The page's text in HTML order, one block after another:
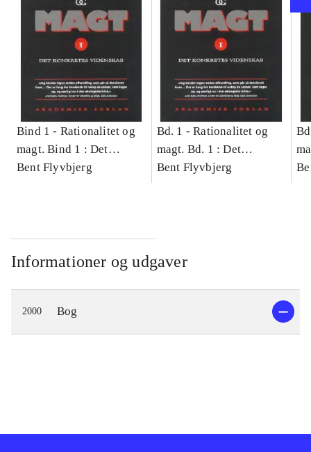
Bind 1 - Rationalitet og
magt. Bind 1 : Det
konkretes videnskab
Bent Flyvbjerg
Bd. 1 -Rationalitet og
magt. Bd. 1 : Det
konkretes videnskab
Bent Flyvbjerg
Informationer og udgaver
2000 Bog